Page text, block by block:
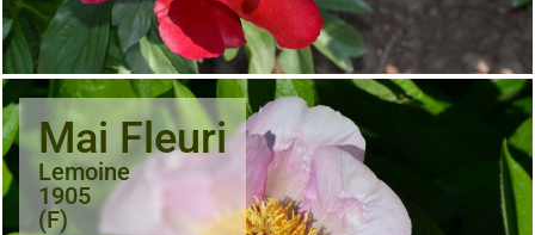
Mai Fleuri
Lemoine
1905
(F)